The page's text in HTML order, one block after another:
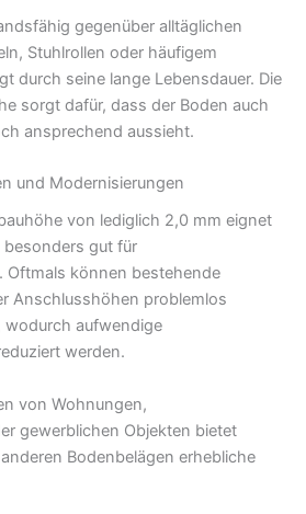
gegenüber alltäglichen
Stuhlrollen oder häufigem
durch seine lange Lebensdauer. Die
sorgt dafür, dass der Boden auch
ansprechend aussieht.
und Modernisierungen
von lediglich 2,0 mm eignet
gut für
Oftmals können bestehende
Anschlusshöhen problemlos
wodurch aufwendige
werden.
von Wohnungen,
gewerblichen Objekten bietet
Bodenbelägen erhebliche